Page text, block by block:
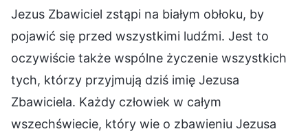
Jezus Zbawiciel zstąpi na białym obłoku, by
pojawić się przed wszystkimi ludźmi. Jest to
oczywiście także wspólne życzenie wszystkich
tych, którzy przyjmują dziś imię Jezusa
Zbawiciela. Każdy człowiek w całym
wszechświecie, który wie o zbawieniu Jezusa